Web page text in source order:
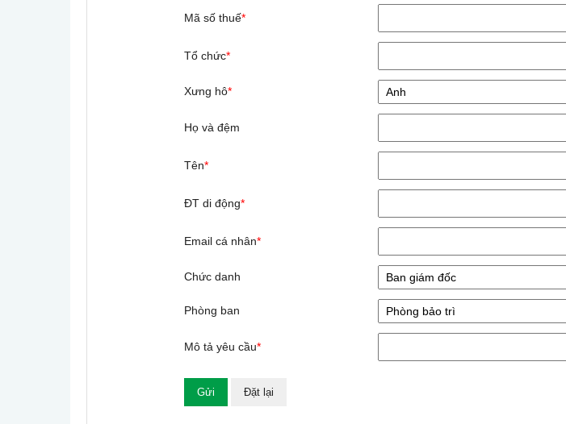
Mã số thuế*
Tổ chức*
Xưng hô*
Họ và đệm
Tên*
ĐT di động*
Email cá nhân*
Chức danh
Phòng ban
Mô tả yêu cầu*